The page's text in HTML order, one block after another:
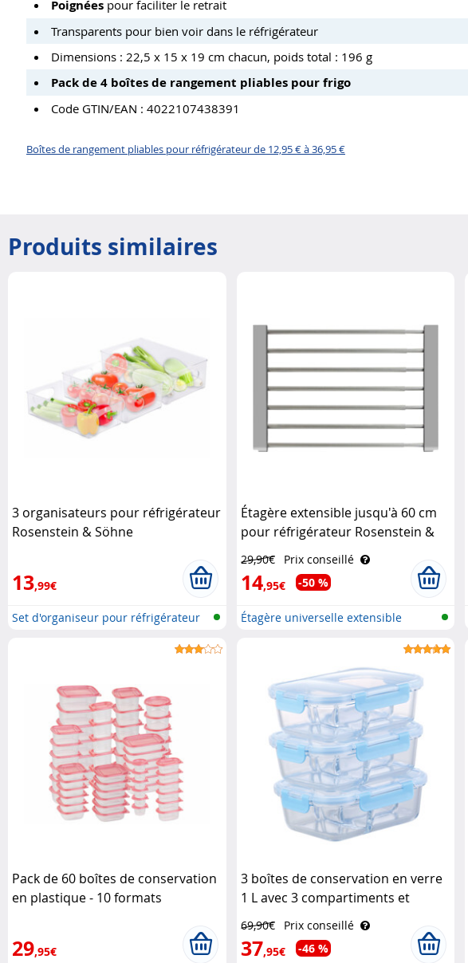
Poignées pour faciliter le retrait
Transparents pour bien voir dans le réfrigérateur
Dimensions : 22,5 x 15 x 19 cm chacun, poids total : 196 g
Pack de 4 boîtes de rangement pliables pour frigo
Code GTIN/EAN : 4022107438391
Boîtes de rangement pliables pour réfrigérateur de 12,95 € à 36,95 €
Produits similaires
3 organisateurs pour réfrigérateur
Rosenstein & Söhne
13,99€
Set d'organiseur pour réfrigérateur
Étagère extensible jusqu'à 60 cm
pour réfrigérateur Rosenstein &
29,90€ Prix conseillé
14,95€ -50 %
Étagère universelle extensible
Pack de 60 boîtes de conservation
en plastique - 10 formats
29,95€
3 boîtes de conservation en verre
1 L avec 3 compartiments et
couvercles Rosenstein & Söhne
69,90€ Prix conseillé
37,95€ -46 %